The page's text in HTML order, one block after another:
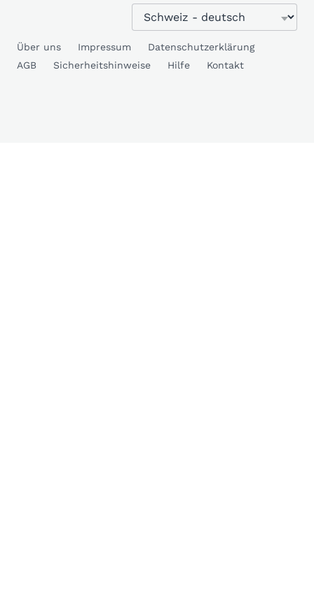
Über uns Impressum
Datenschutzerklärung
AGB
Sicherheitshinweise Hilfe Kontakt